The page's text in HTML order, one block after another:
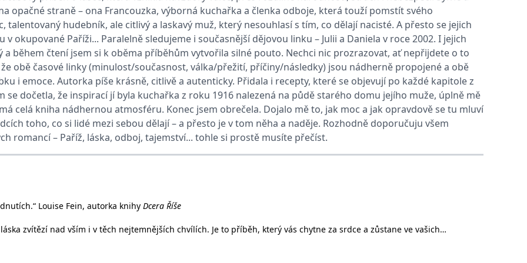
opačné straně – ona Francouzka, výborná kuchařka a členka odboje, která touží pomstít svého
talentovaný hudebník, ale citlivý a laskavý muž, který nesouhlasí s tím, co dělají nacisté. A přesto se jejich
okupované Paříži... Paralelně sledujeme i současnější dějovou linku – Julii a Daniela v roce 2002. I jejich
a během čtení jsem si k oběma příběhům vytvořila silné pouto. Nechci nic prozrazovat, ať nepřijdete o to
obě časové linky (minulost/současnost, válka/přežití, příčiny/následky) jsou nádherně propojené a obě
i emoce. Autorka píše krásně, citlivě a autenticky. Přidala i recepty, které se objevují po každé kapitole z
se dočetla, že inspirací jí byla kuchařka z roku 1916 nalezená na půdě starého domu jejího muže, úplně mě
celá kniha nádhernou atmosféru. Konec jsem obrečela. Dojalo mě to, jak moc a jak opravdově se tu mluví
toho, co si lidé mezi sebou dělají – a přesto je v tom něha a naděje. Rozhodně doporučuju všem
romancí – Paříž, láska, odboj, tajemství... tohle si prostě musíte přečíst.
Louise Fein, autorka knihy Dcera Říše
zvítězí nad vším i v těch nejtemnějších chvílích. Je to příběh, který vás chytne za srdce a zůstane ve vašich
je v Microsoftu široce používán jako jedinečný identifikátor uživatele. Lze jej nastavit pomocí vložených skriptů Microsoft. Široce se věří, že se
různými doménami společnosti Microsoft, což umožňuje sledování uživatelů.
název souboru cookie, ale pokud je nalezen jako soubor cookie relace, bude pravděpodobně použit jako pro správu stavu relace.
nastavuje společnost Doubleclick a provádí informace o tom, jak koncový uživatel používá webové stránky a jakoukoli reklamu, kterou koncový
před návštěvou uvedeného webu.
první strany společnosti Microsoft MSN, který používáme k měření používání webu pro interní analýzu.
využívaný společností Microsoft Bing Ads a je sledovacím souborem cookie. Umožňuje nám komunikovat s uživatelem, který již dříve navštívil
nastavuje společnost Doubleclick a provádí informace o tom, jak koncový uživatel používá webové stránky a jakoukoli reklamu, kterou koncový
před návštěvou uvedeného webu.
poskytuje jednoznačně přiřazené strojově generované ID uživatele a shromažďuje údaje o aktivitě na webu. Tato data mohou být odeslána k